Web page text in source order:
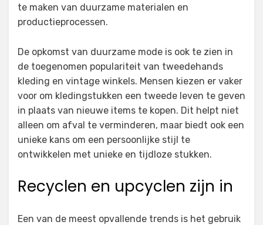
te maken van duurzame materialen en
productieprocessen.
De opkomst van duurzame mode is ook te zien in
de toegenomen populariteit van tweedehands
kleding en vintage winkels. Mensen kiezen er vaker
voor om kledingstukken een tweede leven te geven
in plaats van nieuwe items te kopen. Dit helpt niet
alleen om afval te verminderen, maar biedt ook een
unieke kans om een persoonlijke stijl te
ontwikkelen met unieke en tijdloze stukken.
Recyclen en upcyclen zijn in
Een van de meest opvallende trends is het gebruik